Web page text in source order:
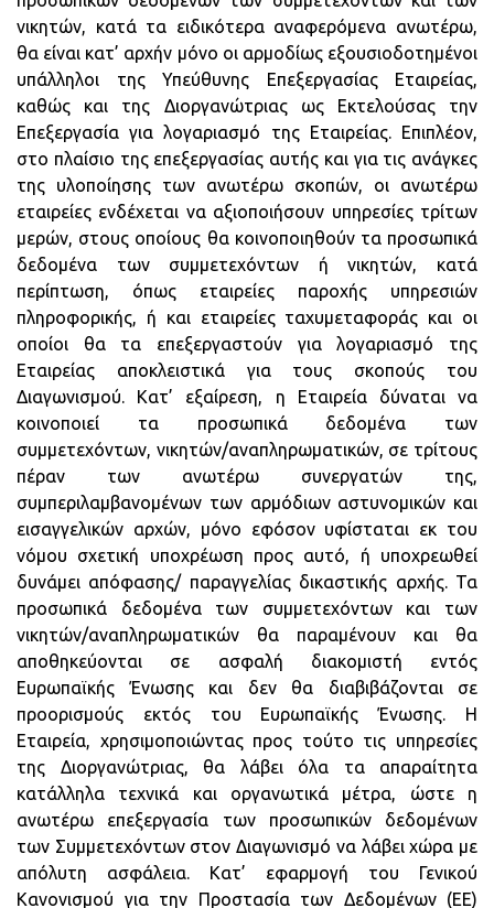
νικητών, κατά τα ειδικότερα αναφερόμενα ανωτέρω,
θα είναι κατ’ αρχήν μόνο οι αρμοδίως εξουσιοδοτημένοι
υπάλληλοι της Υπεύθυνης Επεξεργασίας Εταιρείας,
καθώς και της Διοργανώτριας ως Εκτελούσας την
Επεξεργασία για λογαριασμό της Εταιρείας. Επιπλέον,
στο πλαίσιο της επεξεργασίας αυτής και για τις ανάγκες
της υλοποίησης των ανωτέρω σκοπών, οι ανωτέρω
εταιρείες ενδέχεται να αξιοποιήσουν υπηρεσίες τρίτων
μερών, στους οποίους θα κοινοποιηθούν τα προσωπικά
δεδομένα των συμμετεχόντων ή νικητών, κατά
περίπτωση, όπως εταιρείες παροχής υπηρεσιών
πληροφορικής, ή και εταιρείες ταχυμεταφοράς και οι
οποίοι θα τα επεξεργαστούν για λογαριασμό της
Εταιρείας αποκλειστικά για τους σκοπούς του
Διαγωνισμού. Κατ’ εξαίρεση, η Εταιρεία δύναται να
κοινοποιεί τα προσωπικά δεδομένα των
συμμετεχόντων, νικητών/αναπληρωματικών, σε τρίτους
πέραν των ανωτέρω συνεργατών της,
συμπεριλαμβανομένων των αρμόδιων αστυνομικών και
εισαγγελικών αρχών, μόνο εφόσον υφίσταται εκ του
νόμου σχετική υποχρέωση προς αυτό, ή υποχρεωθεί
δυνάμει απόφασης/ παραγγελίας δικαστικής αρχής. Τα
προσωπικά δεδομένα των συμμετεχόντων και των
νικητών/αναπληρωματικών θα παραμένουν και θα
αποθηκεύονται σε ασφαλή διακομιστή εντός
Ευρωπαϊκής Ένωσης και δεν θα διαβιβάζονται σε
προορισμούς εκτός του Ευρωπαϊκής Ένωσης. Η
Εταιρεία, χρησιμοποιώντας προς τούτο τις υπηρεσίες
της Διοργανώτριας, θα λάβει όλα τα απαραίτητα
κατάλληλα τεχνικά και οργανωτικά μέτρα, ώστε η
ανωτέρω επεξεργασία των προσωπικών δεδομένων
των Συμμετεχόντων στον Διαγωνισμό να λάβει χώρα με
απόλυτη ασφάλεια. Κατ’ εφαρμογή του Γενικού
Κανονισμού για την Προστασία των Δεδομένων (ΕΕ)